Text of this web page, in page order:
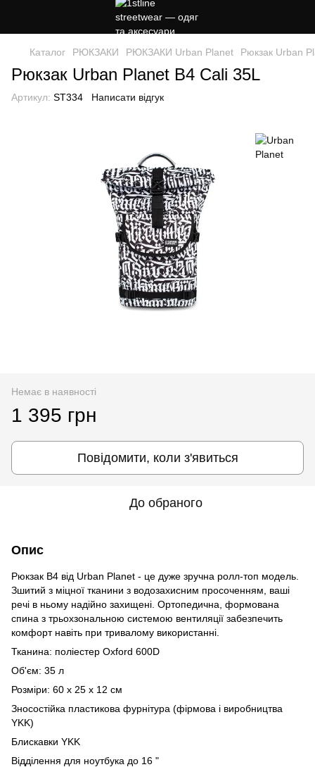
Каталог РЮКЗАКИ РЮКЗАКИ Urban Planet Рюкзак Urban
Рюкзак Urban Planet B4 Cali 35L
Артикул: ST334 Написати відгук
Немає в наявності
1 395 грн
Повідомити, коли з'явиться
До обраного
Опис
Рюкзак B4 від Urban Planet - це дуже зручна ролл-топ модель.
Зшитий з міцної тканини з водозахисним просоченням, ваші
речі в ньому надійно захищені. Ортопедична, формована
спина з трьохзональною системою вентиляції забезпечить
комфорт навіть при тривалому використанні.
Тканина: поліестер Oxford 600D
Об'єм: 35 л
Розміри: 60 х 25 х 12 см
Зносостійка пластикова фурнітура (фірмова і виробництва
YKK)
Блискавки YKK
Відділення для ноутбука до 16 "